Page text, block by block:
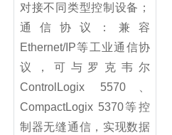
对接不同类型控制设备；
通信协议：兼容
Ethernet/IP等工业通信协
议，可与罗克韦尔
ControlLogix 5570、
CompactLogix 5370等控
制器无缝通信，实现数据